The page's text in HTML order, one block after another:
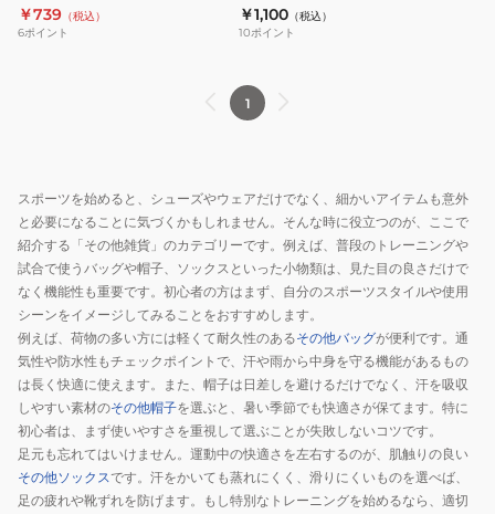
￥739 （税込）
6ポイント
￥1,100 （税込）
10ポイント
1
スポーツを始めると、シューズやウェアだけでなく、細かいアイテムも意外
と必要になることに気づくかもしれません。そんな時に役立つのが、ここで
紹介する「その他雑貨」のカテゴリーです。例えば、普段のトレーニングや
試合で使うバッグや帽子、ソックスといった小物類は、見た目の良さだけで
なく機能性も重要です。初心者の方はまず、自分のスポーツスタイルや使用
シーンをイメージしてみることをおすすめします。
例えば、荷物の多い方には軽くて耐久性のあるその他バッグが便利です。通
気性や防水性もチェックポイントで、汗や雨から中身を守る機能があるもの
は長く快適に使えます。また、帽子は日差しを避けるだけでなく、汗を吸収
しやすい素材のその他帽子を選ぶと、暑い季節でも快適さが保てます。特に
初心者は、まず使いやすさを重視して選ぶことが失敗しないコツです。
足元も忘れてはいけません。運動中の快適さを左右するのが、肌触りの良い
その他ソックスです。汗をかいても蒸れにくく、滑りにくいものを選べば、
足の疲れや靴ずれを防げます。もし特別なトレーニングを始めるなら、適切